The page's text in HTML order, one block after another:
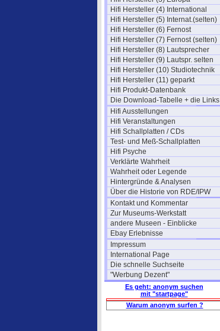
Hifi Hersteller (4) International
Hifi Hersteller (5) Internat.(selten)
Hifi Hersteller (6) Fernost
Hifi Hersteller (7) Fernost (selten)
Hifi Hersteller (8) Lautsprecher
Hifi Hersteller (9) Lautspr. selten
Hifi Hersteller (10) Studiotechnik
Hifi Hersteller (11) geparkt
Hifi Produkt-Datenbank
Die Download-Tabelle + die Links
Hifi Ausstellungen
Hifi Veranstaltungen
Hifi Schallplatten / CDs
Test- und Meß-Schallplatten
Hifi Psyche
Verklärte Wahrheit
Wahrheit oder Legende
Hintergründe & Analysen
Über die Historie von RDE/IPW
Kontakt und Kommentar
Zur Museums-Werkstatt
andere Museen - Einblicke
Ebay Erlebnisse
Impressum
International Page
Die schnelle Suchseite
"Werbung Dezent"
Es geht: anonym suchen
mit "startpage"
Warum anonym surfen ?